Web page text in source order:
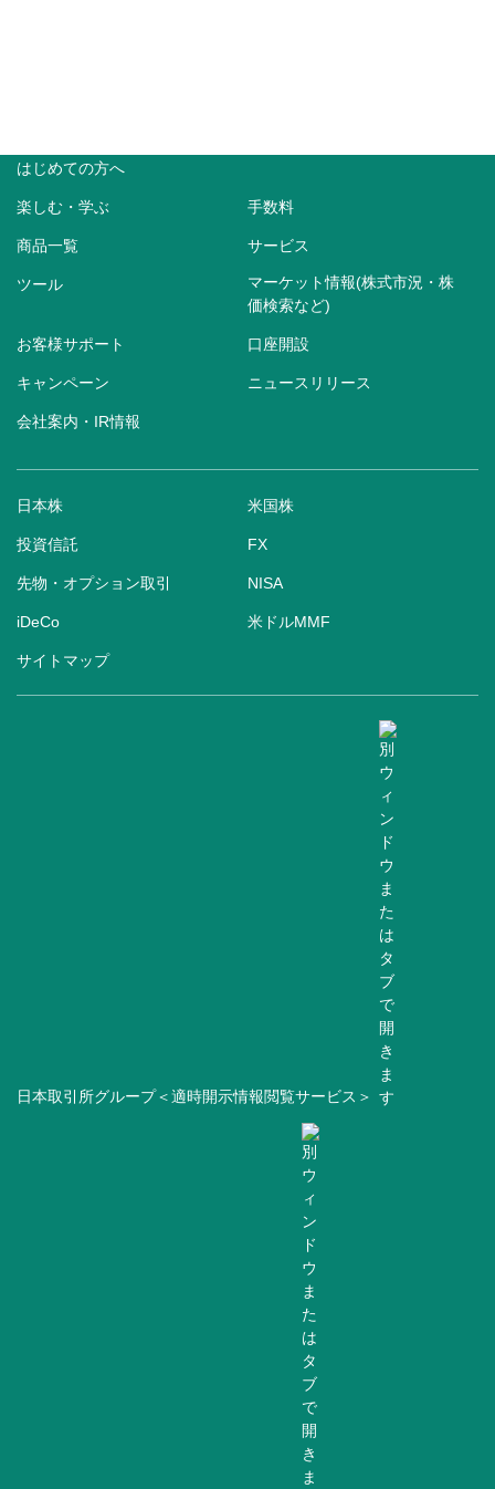
はじめての方へ
楽しむ・学ぶ 手数料
商品一覧 サービス
ツール
マーケット情報(株式市況・株
価検索など)
お客様サポート 口座開設
キャンペーン ニュースリリース
会社案内・IR情報
日本株 米国株
投資信託 FX
先物・オプション取引 NISA
iDeCo 米ドルMMF
サイトマップ
日本取引所グループ＜適時開示情報閲覧サービス＞